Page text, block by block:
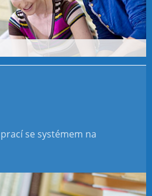
se systémem na